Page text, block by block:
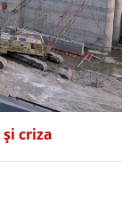
criza